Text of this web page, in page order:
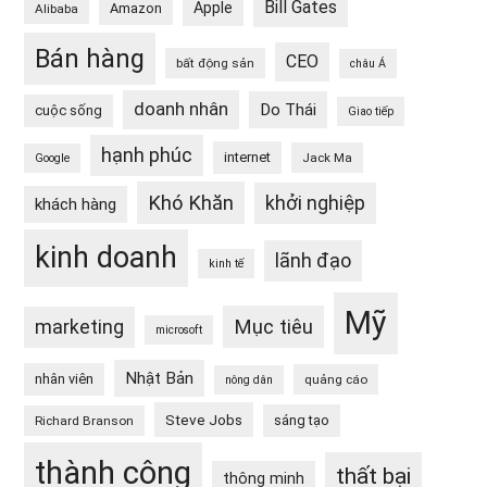
Alibaba Amazon Apple Bill Gates
Bán hàng bất động sản CEO châu Á
cuộc sống doanh nhân Do Thái Giao tiếp
Google hạnh phúc internet Jack Ma
khách hàng Khó Khăn khởi nghiệp
kinh doanh kinh tế lãnh đạo
marketing microsoft Mục tiêu Mỹ
nhân viên Nhật Bản nông dân quảng cáo
Richard Branson Steve Jobs sáng tạo
thành công thông minh thất bại